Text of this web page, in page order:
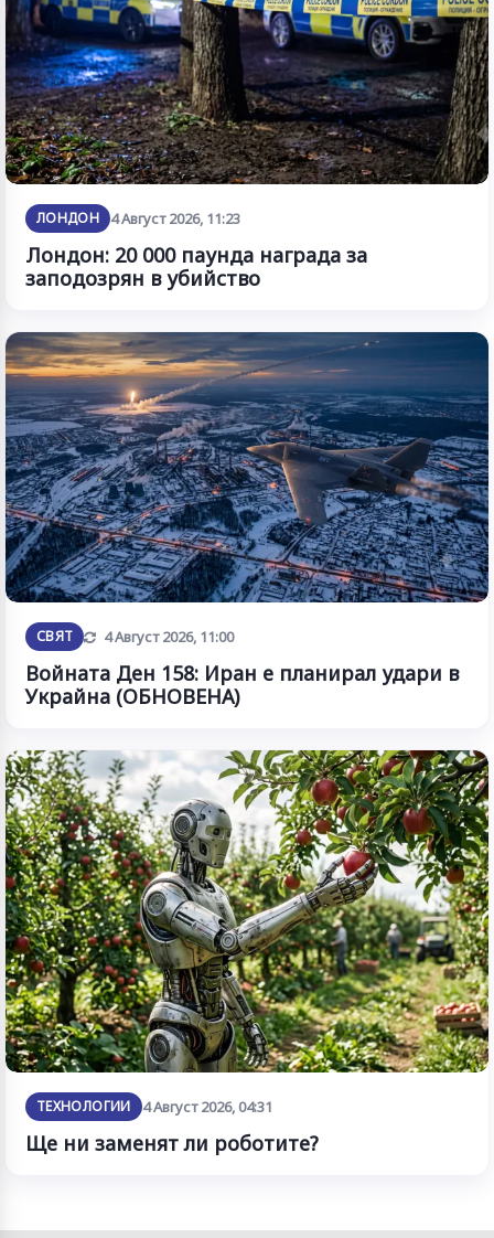
ЛОНДОН 4 Август 2026, 11:23
Лондон: 20 000 паунда награда за
заподозрян в убийство
СВЯТ Обновена
4 Август 2026, 11:00
Войната Ден 158: Иран е планирал удари в
Украйна (ОБНОВЕНА)
ТЕХНОЛОГИИ 4 Август 2026, 04:31
Ще ни заменят ли роботите?